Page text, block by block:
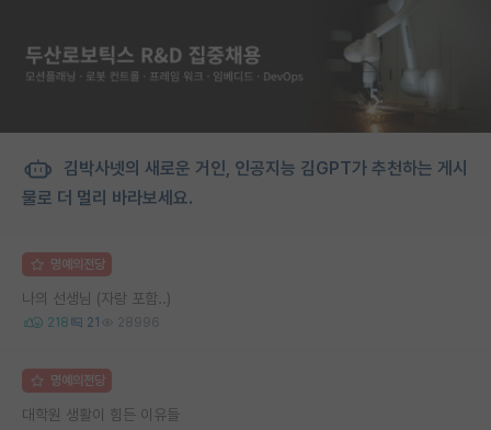
김박사넷의 새로운 거인, 인공지능 김GPT가 추천하는 게시
물로 더 멀리 바라보세요.
명예의전당
나의 선생님 (자랑 포함..)
218 21 28996
명예의전당
대학원 생활이 힘든 이유들